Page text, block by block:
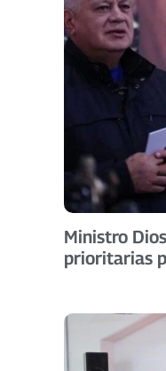
Ministro
prioritarias